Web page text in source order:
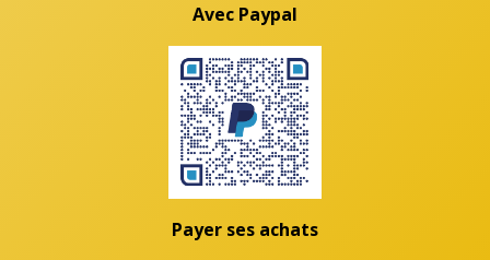
Avec Paypal
Payer ses achats